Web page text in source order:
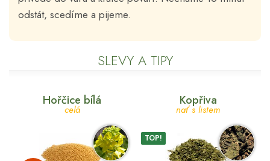
odstát, scedíme a pijeme.
SLEVY A TIPY
Hořčice bílá
celá
Kopřiva
nať s listem
TOP!